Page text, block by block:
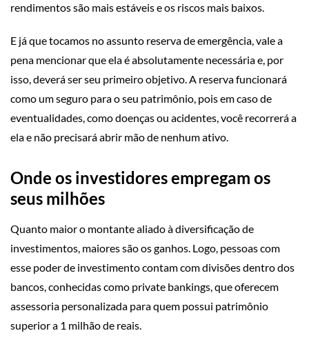
rendimentos são mais estáveis e os riscos mais baixos.
E já que tocamos no assunto reserva de emergência, vale a
pena mencionar que ela é absolutamente necessária e, por
isso, deverá ser seu primeiro objetivo. A reserva funcionará
como um seguro para o seu patrimônio, pois em caso de
eventualidades, como doenças ou acidentes, você recorrerá a
ela e não precisará abrir mão de nenhum ativo.
Onde os investidores empregam os
seus milhões
Quanto maior o montante aliado à diversificação de
investimentos, maiores são os ganhos. Logo, pessoas com
esse poder de investimento contam com divisões dentro dos
bancos, conhecidas como private bankings, que oferecem
assessoria personalizada para quem possui patrimônio
superior a 1 milhão de reais.